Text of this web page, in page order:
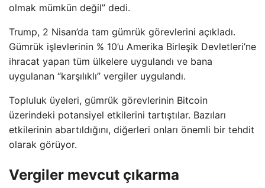
olmak mümkün değil” dedi.
Trump, 2 Nisan’da tam gümrük görevlerini açıkladı.
Gümrük işlevlerinin % 10’u Amerika Birleşik Devletleri’ne
ihracat yapan tüm ülkelere uygulandı ve bana
uygulanan “karşılıklı” vergiler uygulandı.
Topluluk üyeleri, gümrük görevlerinin Bitcoin
üzerindeki potansiyel etkilerini tartıştılar. Bazıları
etkilerinin abartıldığını, diğerleri onları önemli bir tehdit
olarak görüyor.
Vergiler mevcut çıkarma